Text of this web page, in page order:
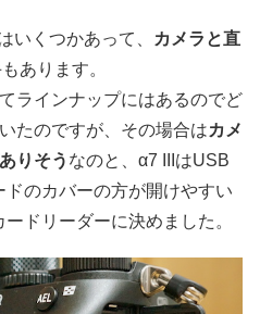
いくつかあって、
カメラと直
あります。
ラインナップにはあるのでど
たのですが、その場合はカメ
りそう なのと、α7 IIIはUSB
のカバーの方が開けやすい
ドリーダーに決めました。